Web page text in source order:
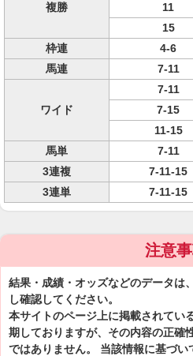
複勝
11
15
枠連
4-6
馬連
7-11
ワイド
7-11
7-15
11-15
馬単
7-11
3連複
7-11-15
3連単
7-11-15
注意
結果・成績・オッズなどのデータは
し確認してください。
本サイトのページ上に掲載されてい
期しておりますが、その内容の正確
ではありません。 当該情報に基づ